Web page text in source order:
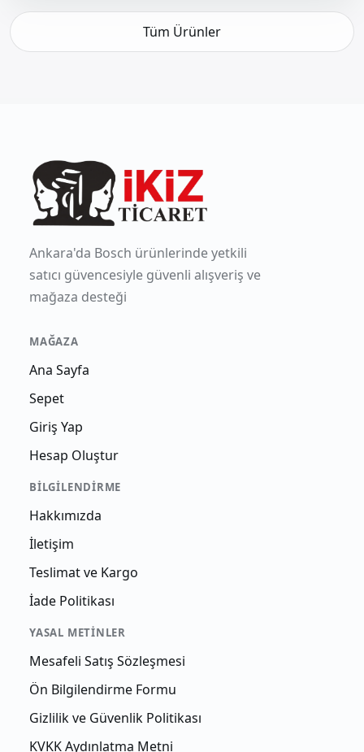
Tüm Ürünler
Ankara'da Bosch ürünlerinde yetkili
satıcı güvencesiyle güvenli alışveriş ve
mağaza desteği
MAĞAZA
Ana Sayfa
Sepet
Giriş Yap
Hesap Oluştur
BILGILENDIRME
Hakkımızda
İletişim
Teslimat ve Kargo
İade Politikası
YASAL METINLER
Mesafeli Satış Sözleşmesi
Ön Bilgilendirme Formu
Gizlilik ve Güvenlik Politikası
KVKK Aydınlatma Metni